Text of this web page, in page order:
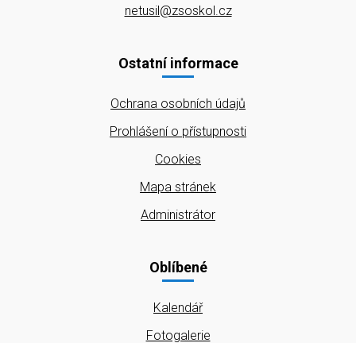
netusil@zsoskol.cz
Ostatní informace
Ochrana osobních údajů
Prohlášení o přístupnosti
Cookies
Mapa stránek
Administrátor
Oblíbené
Kalendář
Fotogalerie